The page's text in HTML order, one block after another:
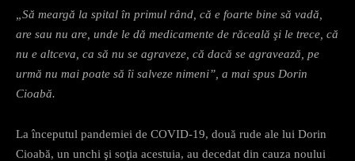
„Să meargă la spital în primul rând, că e foarte bine să vadă,
are sau nu are, unde le dă medicamente de răceală şi le trece, că
nu e altceva, ca să nu se agraveze, că dacă se agravează, pe
urmă nu mai poate să îi salveze nimeni”, a mai spus Dorin
Cioabă.
La începutul pandemiei de COVID-19, două rude ale lui Dorin
Cioabă, un unchi şi soţia acestuia, au decedat din cauza noului